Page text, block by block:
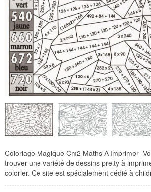
Coloriage Magique Cm2 Maths A Imprimer-
trouver une variété de dessins pretty à
colorier. Ce site est spécialement dédié à